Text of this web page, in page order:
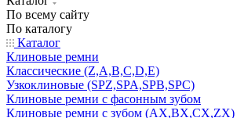
По всему сайту
По каталогу
Каталог
Клиновые ремни
Классические (Z,A,B,C,D,E)
Узкоклиновые (SPZ,SPA,SPB,SPC)
Клиновые ремни с фасонным зубом
Клиновые ремни с зубом (AX,BX,CX,ZX)